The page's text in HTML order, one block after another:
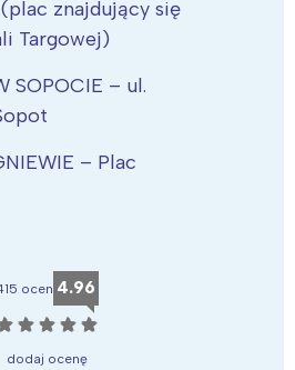
znajdujący się
Targowej)
SOPOCIE – ul.
– Plac
ocen 4.96
☆ ☆ ☆ ☆
dodaj ocenę